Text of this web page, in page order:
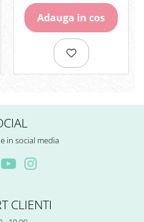
Adauga in cos
in social media
CLIENTI